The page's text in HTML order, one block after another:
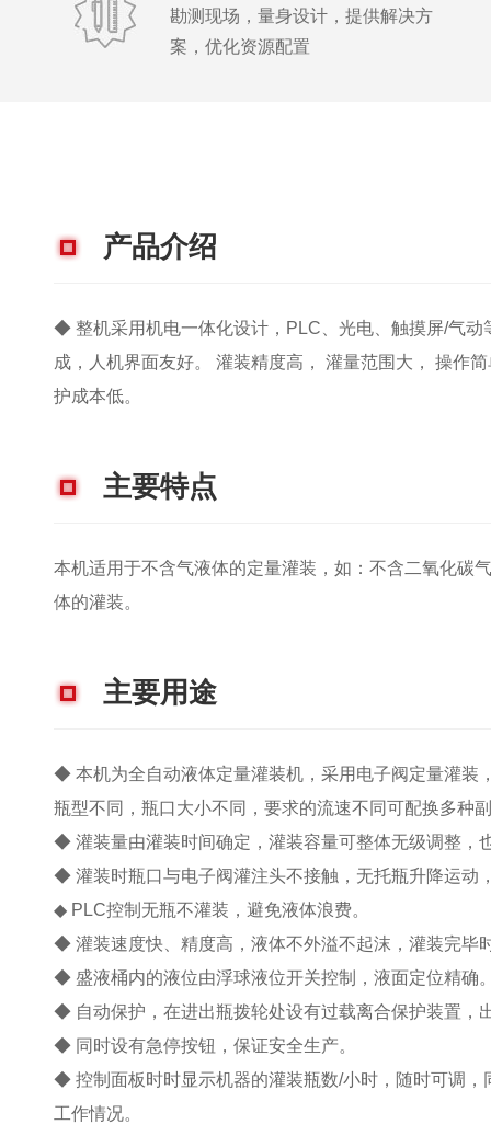
勘测现场，量身设计，提供解决方
案，优化资源配置
产品介绍
◆ 整机采用机电一体化设计，PLC、光电、触摸屏/气动
成，人机界面友好。 灌装精度高， 灌量范围大， 操作
护成本低。
主要特点
本机适用于不含气液体的定量灌装，如：不含二氧化碳
体的灌装。
主要用途
◆ 本机为全自动液体定量灌装机，采用电子阀定量灌装
瓶型不同，瓶口大小不同，要求的流速不同可配换多种
◆ 灌装量由灌装时间确定，灌装容量可整体无级调整，
◆ 灌装时瓶口与电子阀灌注头不接触，无托瓶升降运动
◆ PLC控制无瓶不灌装，避免液体浪费。
◆ 灌装速度快、精度高，液体不外溢不起沫，灌装完毕
◆ 盛液桶内的液位由浮球液位开关控制，液面定位精确
◆ 自动保护，在进出瓶拨轮处设有过载离合保护装置，
◆ 同时设有急停按钮，保证安全生产。
◆ 控制面板时时显示机器的灌装瓶数/小时，随时可调，
工作情况。